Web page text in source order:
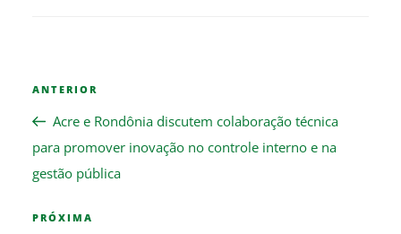
de
Post
Previous
Post
ANTERIOR
Acre e Rondônia discutem colaboração técnica
para promover inovação no controle interno e na
gestão pública
Next
PRÓXIMA